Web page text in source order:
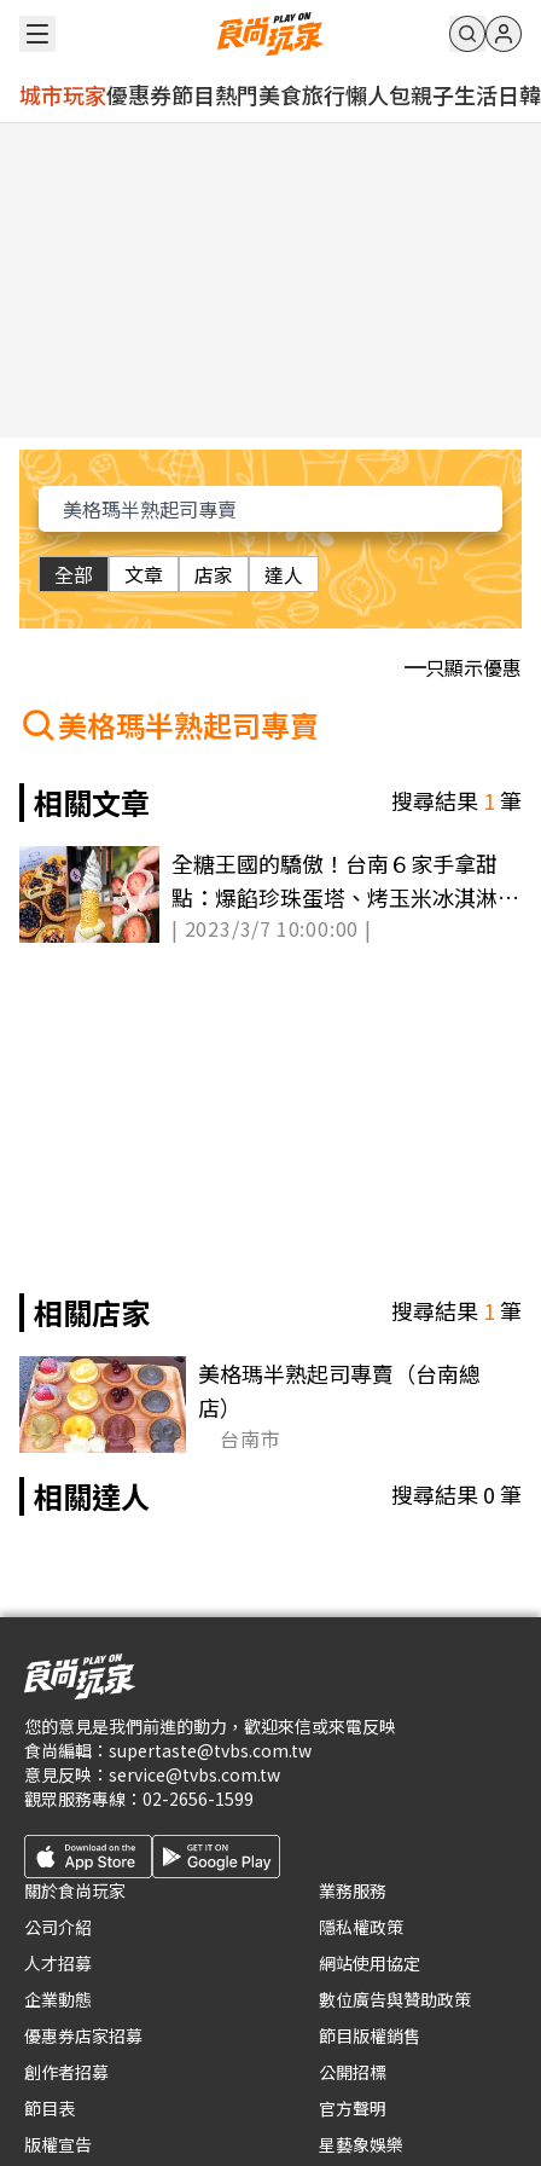
城市玩家優惠券節目熱門美食旅行懶人包親子生活日韓
全部 文章 店家 達人
只顯示優惠
美格瑪半熟起司專賣
相關文章
搜尋結果 1筆
全糖王國的驕傲！台南６家手拿甜
點：爆餡珍珠蛋塔、烤玉米冰淇淋、
秒殺大福
| 2023/3/7 10:00:00 |
相關店家 搜尋結果 1筆
美格瑪半熟起司專賣（台南總
店）
台南市
相關達人 搜尋結果0筆
您的意見是我們前進的動力，歡迎來信或來電反映
食尚編輯： supertaste@tvbs.com.tw
意見反映： service@tvbs.com.tw
觀眾服務專線： 02-2656-1599
關於食尚玩家
公司介紹
人才招募
企業動態
優惠券店家招募
創作者招募
節目表
版權宣告
業務服務
隱私權政策
網站使用協定
數位廣告與贊助政策
節目版權銷售
公開招標
官方聲明
星藝象娛樂